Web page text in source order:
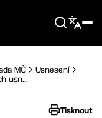
MČ
Usnesení
usn...
Tisknout